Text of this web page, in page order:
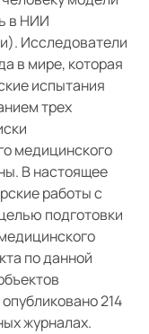
в НИИ
Исследователи
в мире, которая
испытания
трех
медицинского
В настоящее
работы с
подготовки
по данной
214
журналах.